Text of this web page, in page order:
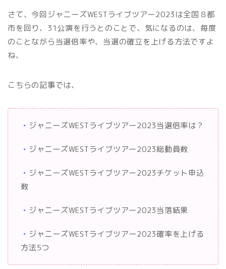
さて、今回ジャニーズWESTライブツアー2023は全国８都
市を回り、31公演を行うとのことで、気になるのは、毎度
のことながら当選倍率や、当選の確立を上げる方法ですよ
ね、
こちらの記事では、
・ ジャニーズWESTライブツアー2023当選倍率は？
・ ジャニーズWESTライブツアー2023総動員数
・ ジャニーズWESTライブツアー2023チケット申込
数
・ ジャニーズWESTライブツアー2023当落結果
・ ジャニーズWESTライブツアー2023確率を上げる
方法5つ